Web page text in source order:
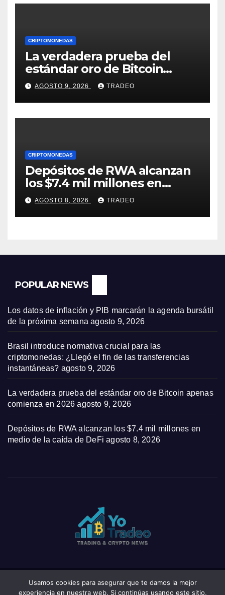
CRIPTOMONEDAS
La verdadera prueba del
estándar oro de Bitcoin
apenas comienza en 2026
AGOSTO 9, 2026 TRADEO
CRIPTOMONEDAS
Depósitos de RWA alcanzan
los $7.4 mil millones en
medio de la caída de DeFi
AGOSTO 8, 2026 TRADEO
POPULAR NEWS
Los datos de inflación y PIB marcarán la agenda bursátil
de la próxima semana agosto 9, 2026
Brasil introduce normativa crucial para las
criptomonedas: ¿Llegó el fin de las transferencias
instantáneas? agosto 9, 2026
La verdadera prueba del estándar oro de Bitcoin apenas
comienza en 2026 agosto 9, 2026
Depósitos de RWA alcanzan los $7.4 mil millones en
medio de la caída de DeFi agosto 8, 2026
Funciona gracias a WordPress|Tema: News Click deThemeansar
Usamos cookies para asegurar que te damos la mejor
experiencia en nuestra web. Si continúas usando este sitio,